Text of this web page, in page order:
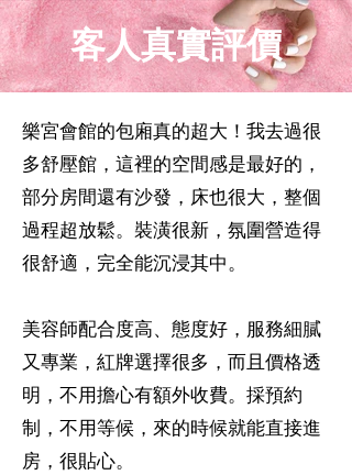
客人真實評價
樂宮會館的包廂真的超大！我去過很
多舒壓館，這裡的空間感是最好的，
部分房間還有沙發，床也很大，整個
過程超放鬆。裝潢很新，氛圍營造得
很舒適，完全能沉浸其中。
美容師配合度高、態度好，服務細膩
又專業，紅牌選擇很多，而且價格透
明，不用擔心有額外收費。採預約
制，不用等候，來的時候就能直接進
房，很貼心。